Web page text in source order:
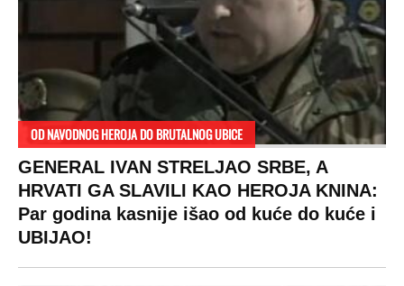
OD NAVODNOG HEROJA DO BRUTALNOG UBICE
GENERAL IVAN STRELJAO SRBE, A
HRVATI GA SLAVILI KAO HEROJA KNINA:
Par godina kasnije išao od kuće do kuće i
UBIJAO!